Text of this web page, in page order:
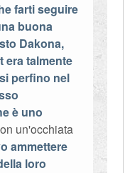
farti seguire
buona
Dakona,
era talmente
perfino nel
è uno
un'occhiata
ammettere
loro